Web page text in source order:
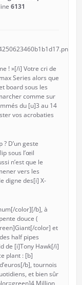
6131
! »[/i] Votre cri de
Series alors que
board sous les
comme sur
du [u]3 au 14
vos acrobaties
D’un geste
sous l’œil
n’est que le
vers les
digne des[i] X-
color][/b], à
douce (
color] et
half pipes
de [i]Tony Hawk[/i]
plant : [b]
b], tournois
et bien sûr
Million